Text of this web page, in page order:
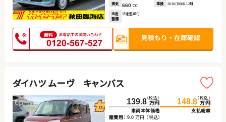
排気 660 cc 車検 2026(R8)年12月
法定
整備
法定整備付
ダイハツ ムーヴ キャンバス
139.8（税込）
万円
車両本体価格
148.8（税込）
万円
支払総額
諸費用： 9.0 万円 （税込）